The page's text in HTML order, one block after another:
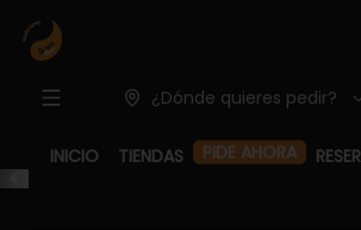
¿Dónde quieres pedir?
INICIO TIENDAS PIDE AHORA